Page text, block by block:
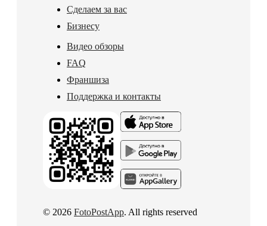
Сделаем за вас
Бизнесу
Видео обзоры
FAQ
Франшиза
Поддержка и контакты
© 2026 FotoPostApp. All rights reserved